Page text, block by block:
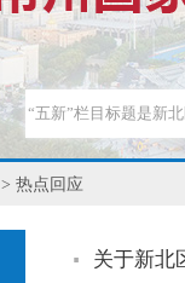
> 热点回应
关于新北